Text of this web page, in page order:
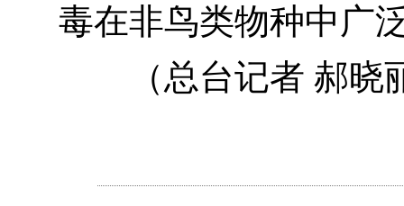
毒在非鸟类物种中广
（总台记者 郝晓